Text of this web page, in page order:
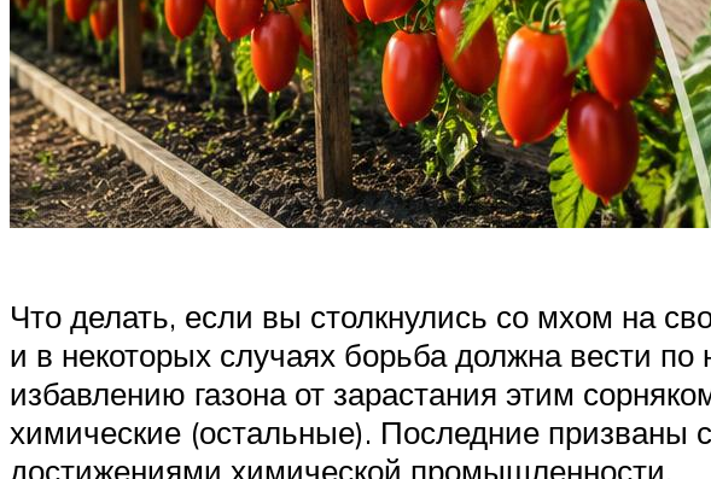
Что делать, если вы столкнулись со мхом на
и в некоторых случаях борьба должна вести
избавлению газона от зарастания этим
химические (остальные). Последние призваны
достижениями химической промышленности.